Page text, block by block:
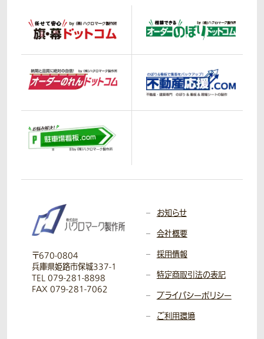
〒670-0804
兵庫県姫路市保城337-1
TEL 079-281-8898
FAX 079-281-7062
お知らせ
会社概要
採用情報
特定商取引法の表記
プライバシーポリシー
ご利用環境